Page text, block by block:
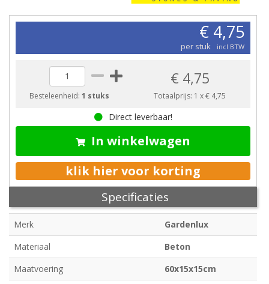
€ 4,75
per stuk incl BTW
Besteleenheid:1 stuks
€ 4,75
Totaalprijs: 1 x€ 4,75
Direct leverbaar!
In winkelwagen
klik hier voor korting
Specificaties
Merk
Gardenlux
Materiaal
Beton
Maatvoering
60x15x15cm